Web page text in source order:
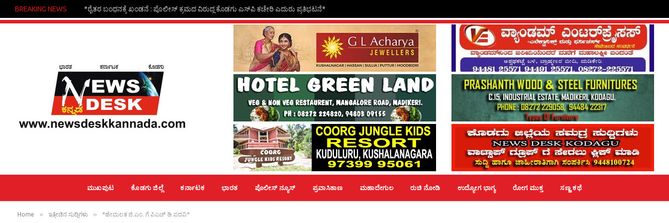
BREAKING NEWS *ರೈತರ ಬಂಧನಕ್ಕೆ ಖಂಡನೆ : ಪೊಲೀಸ್ ಕ್ರಮದ ವಿರುದ್ಧ ಕೊಡಗು ಎಸ್‍ಪಿ ಕಚೇರಿ ಎದುರು ಪ್ರತಿಭಟನೆ*
ಮುಖಪುಟ ಕೊಡಗು ಜಿಲ್ಲೆ ಕರ್ನಾಟಕ ಭಾರತ ಪೊಲೀಸ್ ನ್ಯೂಸ್ ಪ್ರವಾಸಿತಾಣ ಮಹಾದೇಗುಲ ರುಚಿ ನೋಡಿ ಉದ್ಯೋಗ ಭಾಗ್ಯ ರೋಗ ಮುಕ್ತ ಸಣ್ಣ ಕಥೆ
Home » ಇತ್ತೀಚಿನ ಸುದ್ದಿಗಳು » *ಹೇಮಲತ ಜಿ.ಎಂ. ಗೆ ಪಿಎಚ್ ಡಿ ಪದವಿ*